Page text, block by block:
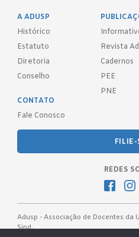
A ADUSP
Histórico
Estatuto
Diretoria
Conselho
Revista
Cadernos
PEE
PNE
CONTATO
Fale Conosco
FILIE-
REDES
Adusp - Associação de Docentes da
Sind.